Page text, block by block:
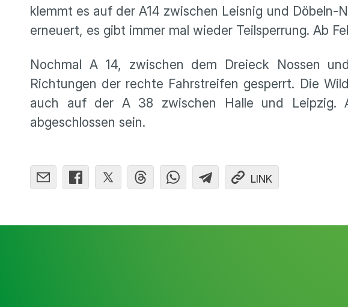
klemmt es auf der A14 zwischen Leisnig und Döbeln-
erneuert, es gibt immer mal wieder Teilsperrung. Ab
Nochmal A 14, zwischen dem Dreieck Nossen
Richtungen der rechte Fahrstreifen gesperrt. Die
auch auf der A 38 zwischen Halle und Leipzig.
abgeschlossen sein.
LINK